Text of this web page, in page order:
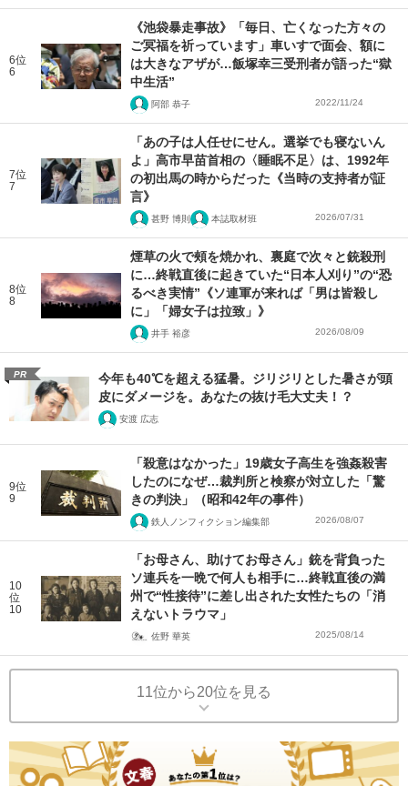
6位
6
《池袋暴走事故》「毎日、亡くなった方々の
ご冥福を祈っています」車いすで面会、額に
は大きなアザが…飯塚幸三受刑者が語った“獄
中生活”
阿部 恭子 2022/11/24
7位
7
「あの子は人任せにせん。選挙でも寝ないん
よ」高市早苗首相の〈睡眠不足〉は、1992年
の初出馬の時からだった《当時の支持者が証
言》
甚野 博則 本誌取材班 2026/07/31
8位
8
煙草の火で頰を焼かれ、裏庭で次々と銃殺刑
に…終戦直後に起きていた“日本人刈り”の“恐
るべき実情”《ソ連軍が来れば「男は皆殺し
に」「婦女子は拉致」》
井手 裕彦 2026/08/09
PR
今年も40℃を超える猛暑。ジリジリとした暑さが頭
皮にダメージを。あなたの抜け毛大丈夫！？
安渡 広志
9位
9
「殺意はなかった」19歳女子高生を強姦殺害
したのになぜ…裁判所と検察が対立した「驚
きの判決」（昭和42年の事件）
鉄人ノンフィクション編集部 2026/08/07
10
位
10
「お母さん、助けてお母さん」銃を背負った
ソ連兵を一晩で何人も相手に…終戦直後の満
州で“性接待”に差し出された女性たちの「消
えないトラウマ」
佐野 華英 2025/08/14
11位から20位を見る